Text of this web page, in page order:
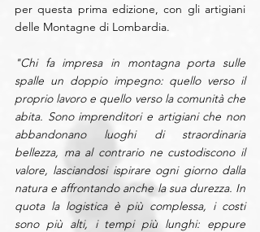
per questa prima edizione, con gli artigiani
delle Montagne di Lombardia.
"Chi fa impresa in montagna porta sulle
spalle un doppio impegno: quello verso il
proprio lavoro e quello verso la comunità che
abita. Sono imprenditori e artigiani che non
abbandonano luoghi di straordinaria
bellezza, ma al contrario ne custodiscono il
valore, lasciandosi ispirare ogni giorno dalla
natura e affrontando anche la sua durezza. In
quota la logistica è più complessa, i costi
sono più alti, i tempi più lunghi: eppure